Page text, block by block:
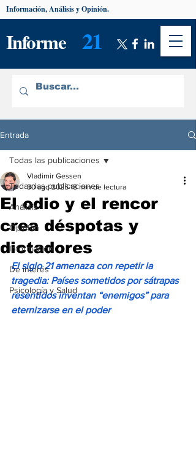
Informe 21
Información, Análisis y Opinión.
Entrada
Todas las publicaciones
Análisis
Opinión
Información
De interés
Psicología y Salud
Todas las publicaciones
El odio y el rencor
crea déspotas y
dictadores
Vladimir Gessen
30 ago 2025 18 min de lectura
El siglo 21 amenaza con repetir la
tragedia: Países sometidos por sátrapas
resentidos inventan “enemigos” para
eternizarse en el poder